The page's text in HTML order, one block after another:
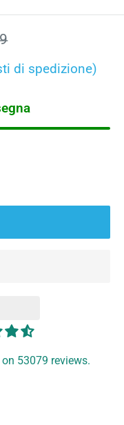
di spedizione)
53079 reviews.